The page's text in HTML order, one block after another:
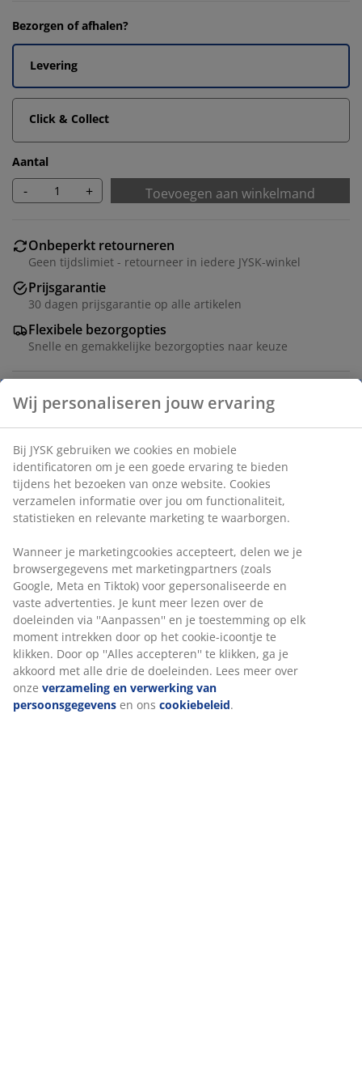
Bezorgen of afhalen?
Levering
Click & Collect
Aantal
- + Toevoegen aan winkelmand
Onbeperkt retourneren
Geen tijdslimiet - retourneer in iedere JYSK-winkel
Prijsgarantie
30 dagen prijsgarantie op alle artikelen
Flexibele bezorgopties
Snelle en gemakkelijke bezorgopties naar keuze
Artikelnummer: 6892144
Specificaties
Beoordelingen
(6)
Levering
Wij personaliseren jouw ervaring
Bij JYSK gebruiken we cookies en mobiele
identificatoren om je een goede ervaring te bieden
tijdens het bezoeken van onze website. Cookies
verzamelen informatie over jou om functionaliteit,
statistieken en relevante marketing te waarborgen.
Wanneer je marketingcookies accepteert, delen we je
browsergegevens met marketingpartners (zoals
Google, Meta en Tiktok) voor gepersonaliseerde en
vaste advertenties. Je kunt meer lezen over de
doeleinden via ''Aanpassen'' en je toestemming op elk
moment intrekken door op het cookie-icoontje te
klikken. Door op ''Alles accepteren'' te klikken, ga je
akkoord met alle drie de doeleinden. Lees meer over
onze verzameling en verwerking van
persoonsgegevens en ons cookiebeleid.